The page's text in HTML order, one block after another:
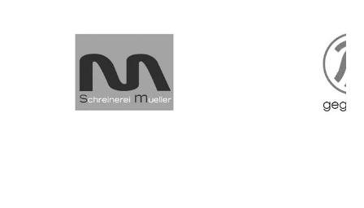
Schreinerei Müller, Mülheim-
Kärlich bei Koblenz
Druckerei